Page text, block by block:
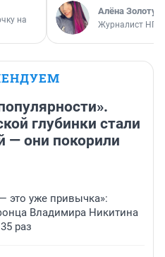
на
Алёна
Журналист НГС
глубинки стали
— они покорили
это уже привычка»:
Владимира Никитина
раз